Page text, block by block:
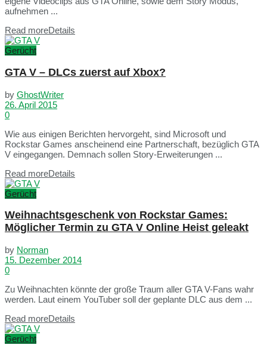
aufnehmen ...
Read moreDetails
Gerücht
GTA V – DLCs zuerst auf Xbox?
by GhostWriter
26. April 2015
0
Wie aus einigen Berichten hervorgeht, sind Microsoft und
Rockstar Games anscheinend eine Partnerschaft, bezüglich GTA
V eingegangen. Demnach sollen Story-Erweiterungen ...
Read moreDetails
Gerücht
Weihnachtsgeschenk von Rockstar Games:
Möglicher Termin zu GTA V Online Heist geleakt
by Norman
15. Dezember 2014
0
Zu Weihnachten könnte der große Traum aller GTA V-Fans wahr
werden. Laut einem YouTuber soll der geplante DLC aus dem ...
Read moreDetails
Gerücht